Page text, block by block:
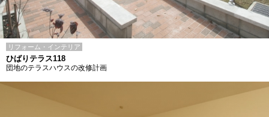
リフォーム・インテリア
ひばりテラス118
団地のテラスハウスの改修計画